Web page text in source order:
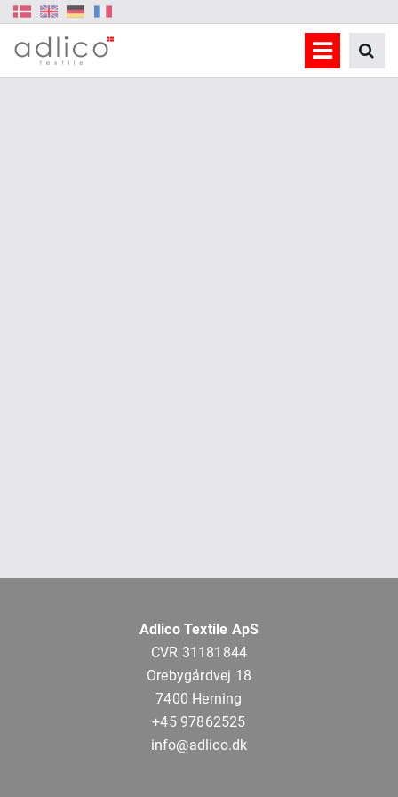
Adlico Textile ApS
CVR 31181844
Orebygårdvej 18
7400 Herning
+45 97862525
info@adlico.dk